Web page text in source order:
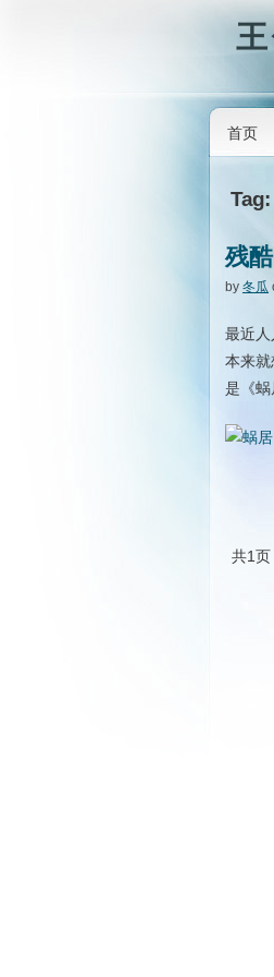
首页
Tag:
残
by 冬瓜
最近人
本来
是《蜗
共1页